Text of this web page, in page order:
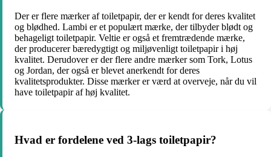
Der er flere mærker af toiletpapir, der er kendt for deres kvalitet
og blødhed. Lambi er et populært mærke, der tilbyder blødt og
behageligt toiletpapir. Veltie er også et fremtrædende mærke,
der producerer bæredygtigt og miljøvenligt toiletpapir i høj
kvalitet. Derudover er der flere andre mærker som Tork, Lotus
og Jordan, der også er blevet anerkendt for deres
kvalitetsprodukter. Disse mærker er værd at overveje, når du vil
have toiletpapir af høj kvalitet.
Hvad er fordelene ved 3-lags toiletpapir?